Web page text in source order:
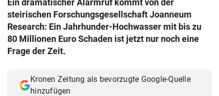
eingeben
© Krone Multimedia GmbH & Co KG 2026
Ein dramatischer Alarmruf kommt von der
steirischen Forschungsgesellschaft Joanneum
Research: Ein Jahrhunder-Hochwasser mit bis zu
80 Millionen Euro Schaden ist jetzt nur noch eine
Frage der Zeit.
Kronen Zeitung als bevorzugte Google-Quelle
hinzufügen